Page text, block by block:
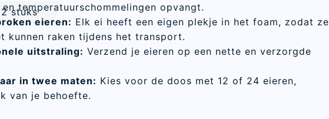
stuks
temperatuurschommelingen opvangt.
eieren: Elk ei heeft een eigen plekje in het foam, zodat ze
kunnen raken tijdens het transport.
uitstraling: Verzend je eieren op een nette en verzorgde
in twee maten: Kies voor de doos met 12 of 24 eieren,
van je behoefte.